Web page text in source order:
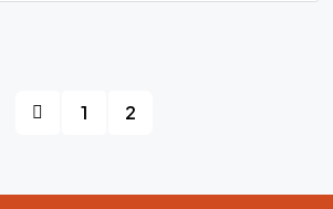
1 2